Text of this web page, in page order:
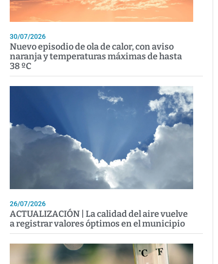
30/07/2026
Nuevo episodio de ola de calor, con aviso
naranja y temperaturas máximas de hasta
38 ºC
26/07/2026
ACTUALIZACIÓN | La calidad del aire vuelve
a registrar valores óptimos en el municipio